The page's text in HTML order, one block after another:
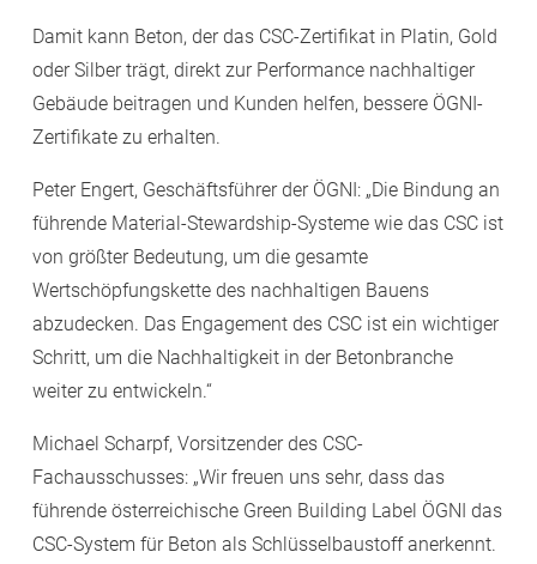
Damit kann Beton, der das CSC-Zertifikat in Platin, Gold
oder Silber trägt, direkt zur Performance nachhaltiger
Gebäude beitragen und Kunden helfen, bessere ÖGNI-
Zertifikate zu erhalten.
Peter Engert, Geschäftsführer der ÖGNI: „Die Bindung an
führende Material-Stewardship-Systeme wie das CSC ist
von größter Bedeutung, um die gesamte
Wertschöpfungskette des nachhaltigen Bauens
abzudecken. Das Engagement des CSC ist ein wichtiger
Schritt, um die Nachhaltigkeit in der Betonbranche
weiter zu entwickeln.“
Michael Scharpf, Vorsitzender des CSC-
Fachausschusses: „Wir freuen uns sehr, dass das
führende österreichische Green Building Label ÖGNI das
CSC-System für Beton als Schlüsselbaustoff anerkennt.